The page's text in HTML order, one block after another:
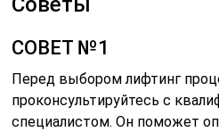
СОВЕТ №1
Перед выбором лифтинг
проконсультируйтесь с
специалистом. Он поможет